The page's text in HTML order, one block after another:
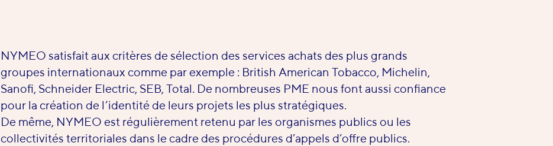
NYMEO satisfait aux critères de sélection des services achats des plus grands
groupes internationaux comme par exemple : British American Tobacco, Michelin,
Sanofi, Schneider Electric, SEB, Total. De nombreuses PME nous font aussi confiance
pour la création de l’identité de leurs projets les plus stratégiques.
De même, NYMEO est régulièrement retenu par les organismes publics ou les
collectivités territoriales dans le cadre des procédures d’appels d’offre publics.